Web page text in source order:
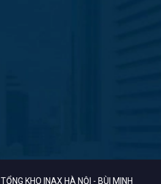
TỔNG KHO INAX HÀ NỘI - BÙI MINH